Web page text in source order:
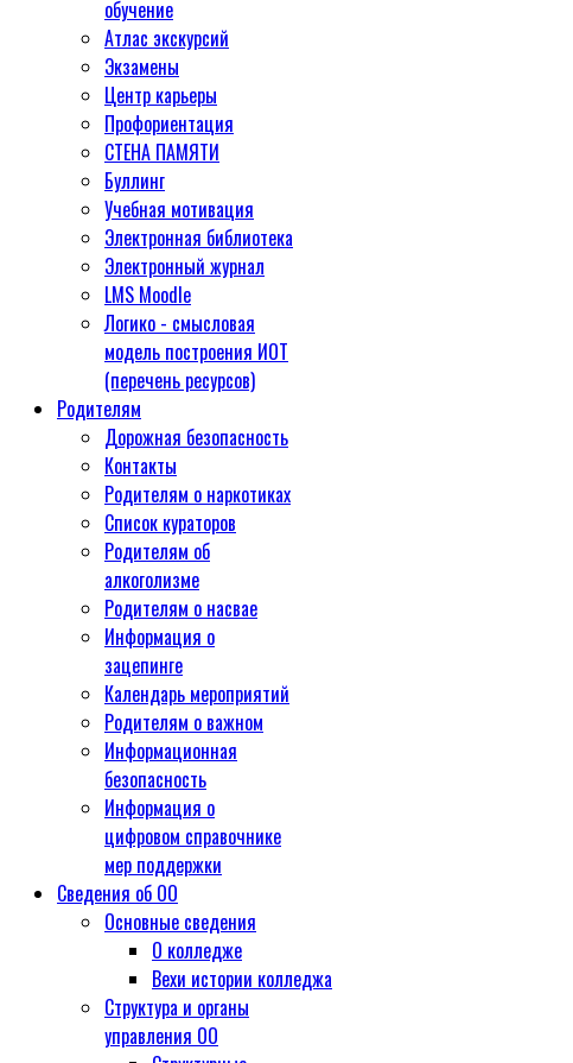
обучение
Атлас экскурсий
Экзамены
Центр карьеры
Профориентация
СТЕНА ПАМЯТИ
Буллинг
Учебная мотивация
Электронная библиотека
Электронный журнал
LMS Moodle
Логико - смысловая
модель построения ИОТ
(перечень ресурсов)
Родителям
Дорожная безопасность
Контакты
Родителям о наркотиках
Список кураторов
Родителям об
алкоголизме
Родителям о насвае
Информация о
зацепинге
Календарь мероприятий
Родителям о важном
Информационная
безопасность
Информация о
цифровом справочнике
мер поддержки
Сведения об ОО
Основные сведения
О колледже
Вехи истории колледжа
Структура и органы
управления ОО